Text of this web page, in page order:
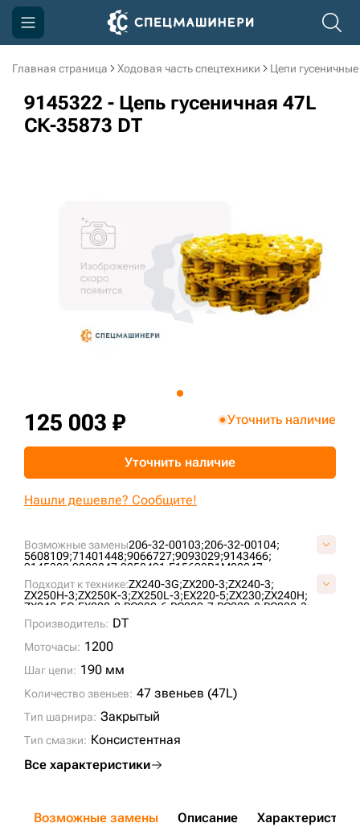
Главная страница Ходовая часть спецтехники Цепи гусеничные
9145322 - Цепь гусеничная 47L
СК-35873 DT
Возможные замены206-32-00103;206-32-00104;
5608109;71401448;9066727;9093029;9143466;
9145322;9202847;9250491;E15698B1M00047;
E40208C0M00047;
E40220A0M00047; ID1690/47;
ID860/47;KM3807/47;KM782/47;LH1075/47;SI776/47;
VE1569B647;VE1569B847;VKM782/47HDV;
Подходит к технике:ZX240-3G;ZX200-3;ZX240-3;
ZX250H-3;ZX250K-3;ZX250L-3;EX220-5;ZX230;ZX240H;
ZX240-5G;EX220-2;PC220-6;PC220-7;PC220-8;PC220-3;
EX220-3;
ZX250-3;
BR350JG-1;PC230-7;
PC230-6;
SWE215;
Производитель: DT
Моточасы: 1200
Шаг цепи: 190 мм
Количество звеньев: 47 звеньев (47L)
Тип шарнира: Закрытый
Тип смазки: Консистентная
Все характеристики
125 003 ₽ Уточнить наличие
Уточнить наличие
Нашли дешевле? Сообщите!
Возможные замены Описание Характеристики
Компания
Акции
3D тур по производству
3D тур по складам
sksale@skdst.ru